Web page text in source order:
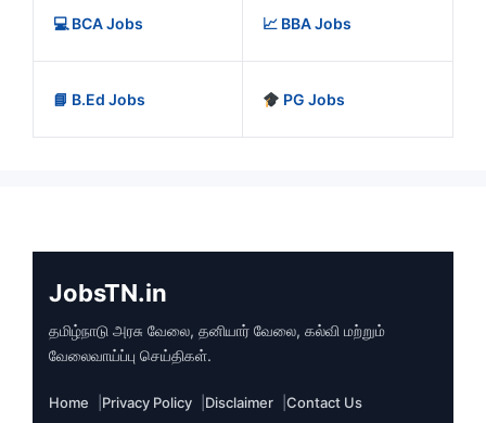
💻 BCA Jobs 📈 BBA Jobs
📘 B.Ed Jobs PG Jobs
JobsTN.in
தமிழ்நாடு அரசு வேலை, தனியார் வேலை, கல்வி மற்றும்
வேலைவாய்ப்பு செய்திகள்.
Home Privacy Policy Disclaimer Contact Us